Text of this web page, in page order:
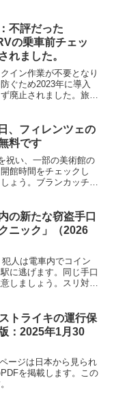
不評だった
の乗車前チェッ
れました。
イン作業が不要となり
ぐため2023年に導入
廃止されました。旅行
、フィレンツェの
料です
祝い、一部の美術館の
館時間をチェックし
ょう。ブランカッチ礼
の新たな窃盗手口
ニック」（2026
人は電車内でコイン
に逃げます。同じ手口
しましょう。スリ対
トライキの運行保
：2025年1月30
ージは日本から見られ
を掲載します。この